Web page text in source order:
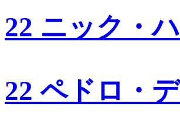
22 ニック・
22 ペドロ・